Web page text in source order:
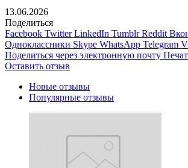
13.06.2026
Поделиться
Facebook Twitter LinkedIn Tumblr Reddit
Одноклассники Skype WhatsApp Telegram
Поделиться через электронную почту
Оставить отзыв
Новые отзывы
Популярные отзывы